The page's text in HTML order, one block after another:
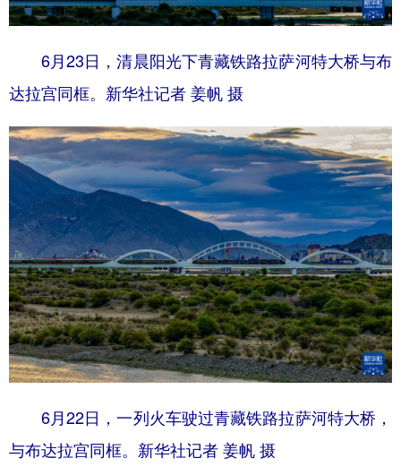
6月23日，清晨阳光下青藏铁路拉萨河特大桥与布
达拉宫同框。新华社记者 姜帆 摄
6月22日，一列火车驶过青藏铁路拉萨河特大桥，
与布达拉宫同框。新华社记者 姜帆 摄